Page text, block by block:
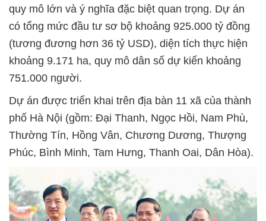
quy mô lớn và ý nghĩa đặc biệt quan trọng. Dự án
có tổng mức đầu tư sơ bộ khoảng 925.000 tỷ đồng
(tương đương hơn 36 tỷ USD), diện tích thực hiện
khoảng 9.171 ha, quy mô dân số dự kiến khoảng
751.000 người.
Dự án được triển khai trên địa bàn 11 xã của thành
phố Hà Nội (gồm: Đại Thanh, Ngọc Hồi, Nam Phù,
Thường Tín, Hồng Vân, Chương Dương, Thượng
Phúc, Bình Minh, Tam Hưng, Thanh Oai, Dân Hòa).